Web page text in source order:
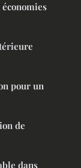
pour un
de
dans